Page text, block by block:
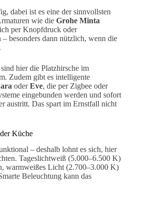
dabei ist es eine der sinnvollsten
wie die Grohe Minta
per Knopfdruck oder
– besonders dann nützlich, wenn die
sind hier die Platzhirsche im
Zudem gibt es intelligente
oderEve, die per Zigbee oder
eingebunden werden und sofort
austritt. Das spart im Ernstfall nicht
Küche
– deshalb lohnt es sich, hier
Tageslichtweiß (5.000–6.500 K)
warmweißes Licht (2.700–3.000 K)
Beleuchtung kann das